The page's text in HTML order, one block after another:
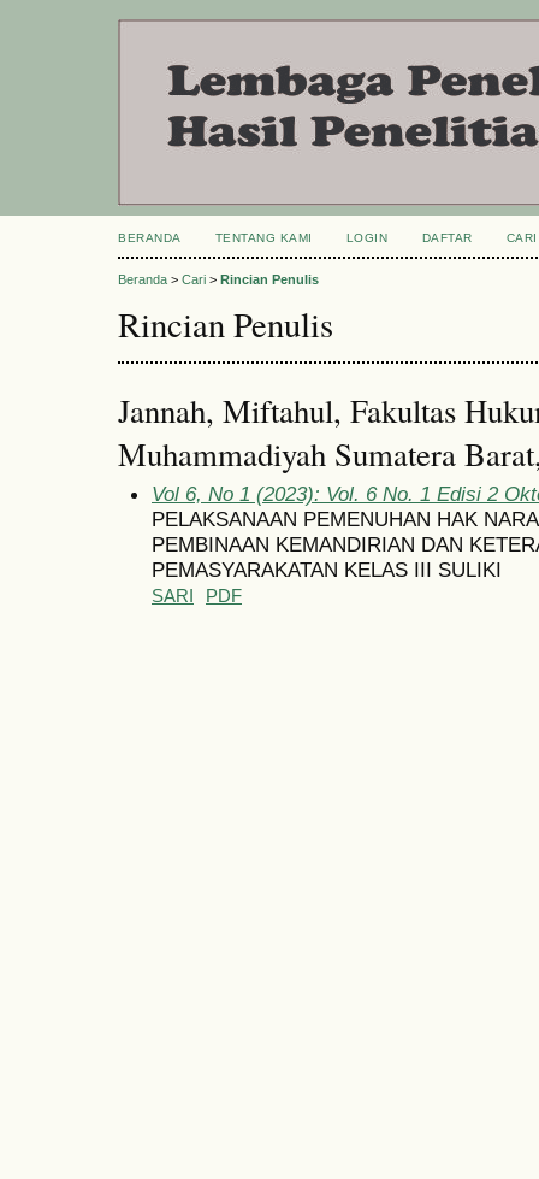
BERANDA TENTANG KAMI LOGIN DAFTAR CARI
Beranda > Cari > Rincian Penulis
Rincian Penulis
Jannah, Miftahul, Fakultas
Muhammadiyah Sumatera
Vol 6, No 1 (2023): Vol. 6 No. 1 Edisi 2
PELAKSANAAN PEMENUHAN HAK
PEMBINAAN KEMANDIRIAN DAN
PEMASYARAKATAN KELAS III SULIKI
SARI PDF